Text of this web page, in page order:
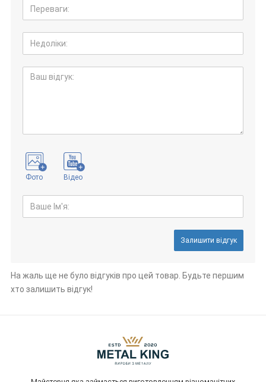
Фото Відео
Залишити відгук
На жаль ще не було відгуків про цей товар. Будьте першим
хто залишить відгук!